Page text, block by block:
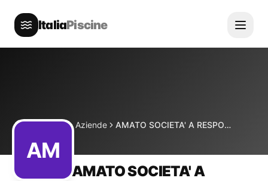
ItaliaPiscine
HomeDirectory Aziende AMATO SOCIETA' A RESPONSABILITA' LIMITATA SEMPLIFICATA
AM
AMATO SOCIETA' A